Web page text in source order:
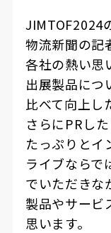
JIMTOF2024
物流新聞の記
各社の熱い思
出展製品につ
比べて向上し
さらにPRし
たっぷりとイ
ライブならで
でいただきな
製品やサービ
思います。